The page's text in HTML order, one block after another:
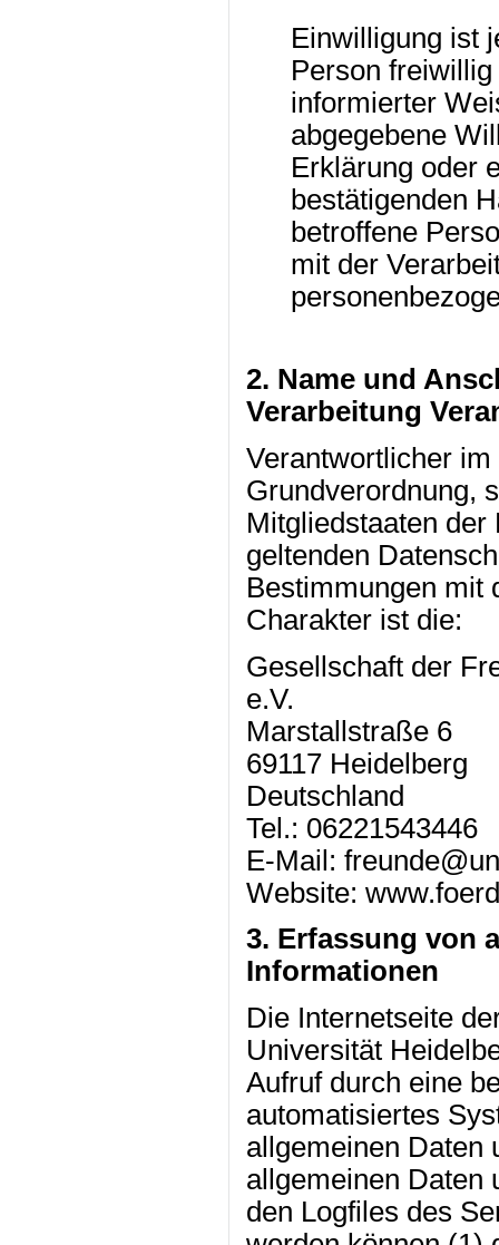
Einwilligung ist
Person
informierter
abgegebene
Erklärung oder
bestätigenden
betroffene
mit der
2. Name und
Verarbeitung
Verantwortlicher
Grundverordnung,
Mitgliedstaaten der
geltenden
Bestimmungen mit
Charakter ist die:
Gesellschaft der
e.V.
Marstallstraße 6
69117 Heidelberg
Deutschland
Tel.: 06221543446
E-Mail:
Website:
3. Erfassung von
Informationen
Die Internetseite
Universität
Aufruf durch eine
automatisiertes
allgemeinen Daten
allgemeinen Daten
den Logfiles des